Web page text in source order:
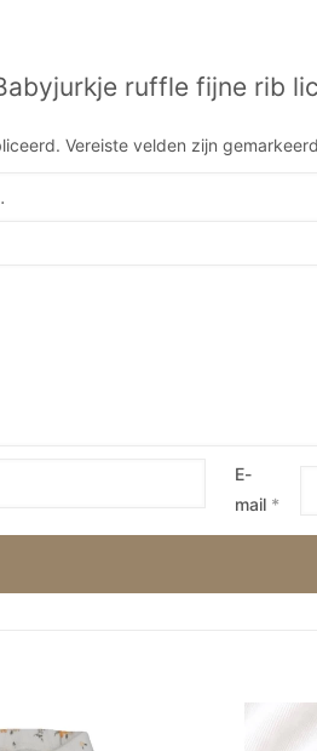
ruffle fijne rib
Vereiste velden zijn
E-
mail *